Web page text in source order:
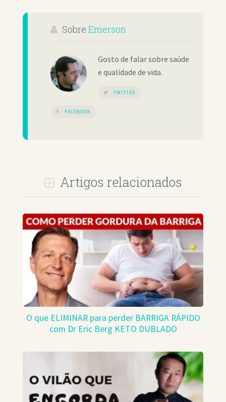
Sobre Emerson
Gosto de falar sobre saúde
e qualidade de vida.
TWITTER
FACEBOOK
Artigos relacionados
O que ELIMINAR para perder BARRIGA RÁPIDO
com Dr Eric Berg KETO DUBLADO